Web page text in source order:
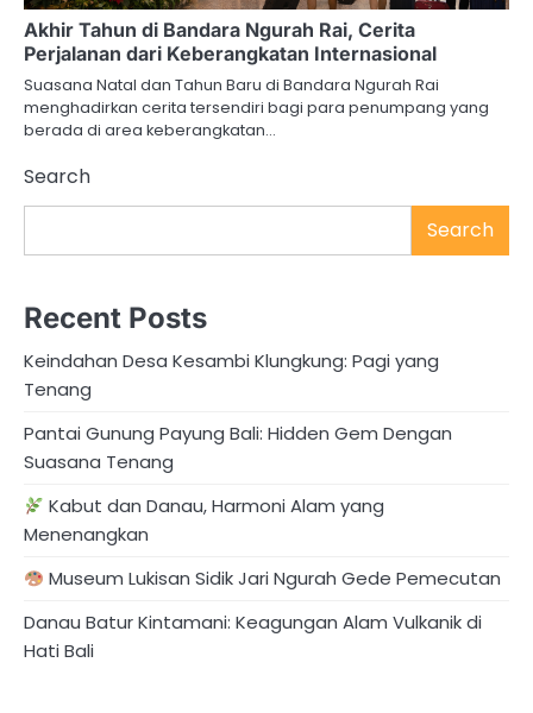
Akhir Tahun di Bandara Ngurah Rai, Cerita
Perjalanan dari Keberangkatan Internasional
Suasana Natal dan Tahun Baru di Bandara Ngurah Rai
menghadirkan cerita tersendiri bagi para penumpang yang
berada di area keberangkatan…
Search
Search
Recent Posts
Keindahan Desa Kesambi Klungkung: Pagi yang
Tenang
Pantai Gunung Payung Bali: Hidden Gem Dengan
Suasana Tenang
Kabut dan Danau, Harmoni Alam yang
Menenangkan
Museum Lukisan Sidik Jari Ngurah Gede Pemecutan
Danau Batur Kintamani: Keagungan Alam Vulkanik di
Hati Bali